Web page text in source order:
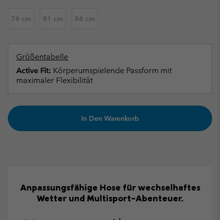
76 cm 81 cm 86 cm
Größentabelle
Active Fit: Körperumspielende Passform mit
maximaler Flexibilität
In Den Warenkorb
Anpassungsfähige Hose für wechselhaftes
Wetter und Multisport-Abenteuer.